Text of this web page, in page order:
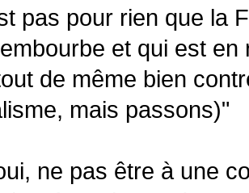
pas pour rien que la
et qui est
de même bien
mais passons)"
ne pas être à une